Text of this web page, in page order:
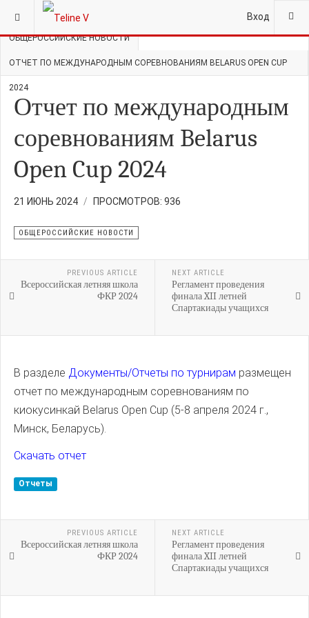
Вход
ВЫ ЗДЕСЬ: ГЛАВНАЯ
ОБЩЕРОССИЙСКИЕ НОВОСТИ
ОТЧЕТ ПО МЕЖДУНАРОДНЫМ СОРЕВНОВАНИЯМ BELARUS OPEN CUP
2024
Отчет по международным
соревнованиям Belarus
Open Cup 2024
21 ИЮНЬ 2024 ПРОСМОТРОВ: 936
ОБЩЕРОССИЙСКИЕ НОВОСТИ
PREVIOUS ARTICLE
Всероссийская летняя школа
ФКР 2024
NEXT ARTICLE
Регламент проведения
финала XII летней
Спартакиады учащихся
В разделе Документы/Отчеты по турнирам размещен
отчет по международным соревнованиям по
киокусинкай Belarus Open Cup (5-8 апреля 2024 г.,
Минск, Беларусь).
Скачать отчет
Отчеты
PREVIOUS ARTICLE
Всероссийская летняя школа
ФКР 2024
NEXT ARTICLE
Регламент проведения
финала XII летней
Спартакиады учащихся